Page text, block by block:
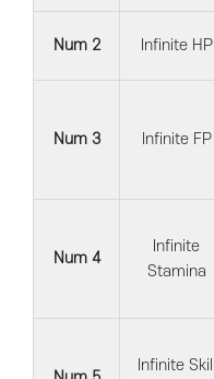
Num 2 Infinite HP
Num 3 Infinite FP
Num 4
Infinite
Stamina
Infinite Skill